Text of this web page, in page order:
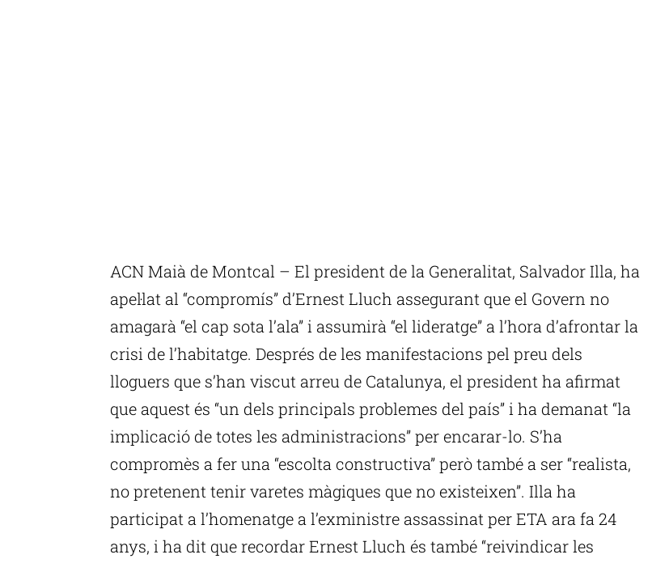
ACN Maià de Montcal – El president de la Generalitat, Salvador Illa, ha
apel·lat al “compromís” d’Ernest Lluch assegurant que el Govern no
amagarà “el cap sota l’ala” i assumirà “el lideratge” a l’hora d’afrontar la
crisi de l’habitatge. Després de les manifestacions pel preu dels
lloguers que s’han viscut arreu de Catalunya, el president ha afirmat
que aquest és “un dels principals problemes del país” i ha demanat “la
implicació de totes les administracions” per encarar-lo. S’ha
compromès a fer una “escolta constructiva” però també a ser “realista,
no pretenent tenir varetes màgiques que no existeixen”. Illa ha
participat a l’homenatge a l’exministre assassinat per ETA ara fa 24
anys, i ha dit que recordar Ernest Lluch és també “reivindicar les